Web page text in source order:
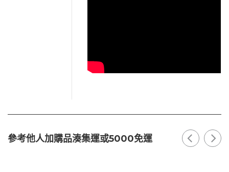
參考他人加購品湊集運或5000免運